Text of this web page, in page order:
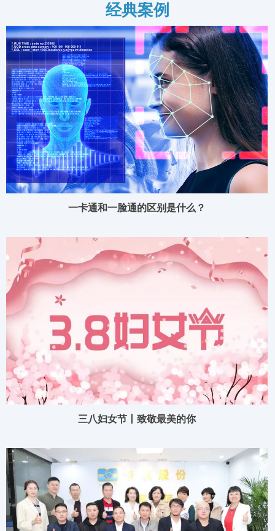
经典案例
一卡通和一脸通的区别是什么？
三八妇女节丨致敬最美的你